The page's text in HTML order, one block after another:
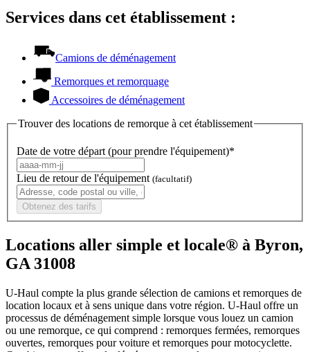
Services dans cet établissement :
Camions de déménagement
Remorques et remorquage
Accessoires de déménagement
Trouver des locations de remorque à cet établissement
Date de votre départ (pour prendre l'équipement)*
Lieu de retour de l'équipement (facultatif)
Obtenez des tarifs
Locations aller simple et locale® à Byron,
GA 31008
U-Haul compte la plus grande sélection de camions et remorques de
location locaux et à sens unique dans votre région. U-Haul offre un
processus de déménagement simple lorsque vous louez un camion
ou une remorque, ce qui comprend : remorques fermées, remorques
ouvertes, remorques pour voiture et remorques pour motocyclette.